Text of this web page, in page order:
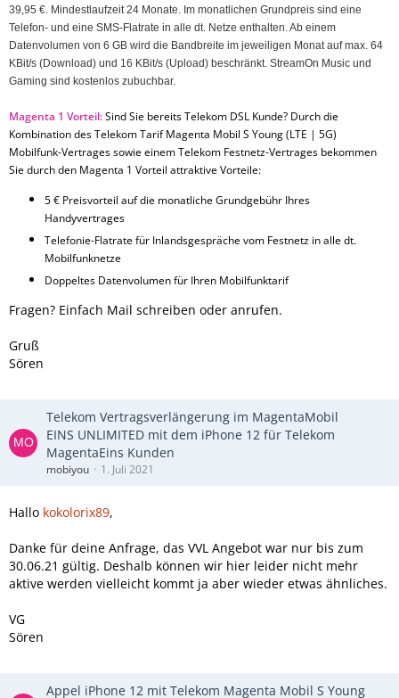
39,95 €. Mindestlaufzeit 24 Monate. Im monatlichen Grundpreis sind eine
Telefon- und eine SMS-Flatrate in alle dt. Netze enthalten. Ab einem
Datenvolumen von 6 GB wird die Bandbreite im jeweiligen Monat auf max. 64
KBit/s (Download) und 16 KBit/s (Upload) beschränkt. StreamOn Music und
Gaming sind kostenlos zubuchbar.
Magenta 1 Vorteil:Sind Sie bereits Telekom DSL Kunde? Durch die
Kombination des Telekom Tarif Magenta Mobil S Young (LTE | 5G)
Mobilfunk-Vertrages sowie einem Telekom Festnetz-Vertrages bekommen
Sie durch den Magenta 1 Vorteil attraktive Vorteile:
5 € Preisvorteil auf die monatliche Grundgebühr Ihres
Handyvertrages
Telefonie-Flatrate für Inlandsgespräche vom Festnetz in alle dt.
Mobilfunknetze
Doppeltes Datenvolumen für Ihren Mobilfunktarif
Fragen? Einfach Mail schreiben oder anrufen.
Gruß
Sören
Telekom Vertragsverlängerung im MagentaMobil
EINS UNLIMITED mit dem iPhone 12 für Telekom
MagentaEins Kunden
mobiyou 1. Juli 2021
Hallo kokolorix89,
Danke für deine Anfrage, das VVL Angebot war nur bis zum
30.06.21 gültig. Deshalb können wir hier leider nicht mehr
aktive werden vielleicht kommt ja aber wieder etwas ähnliches.
VG
Sören
Appel iPhone 12 mit Telekom Magenta Mobil S Young